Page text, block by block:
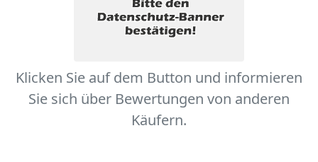
Klicken Sie auf dem Button und informieren
Sie sich über Bewertungen von anderen
Käufern.